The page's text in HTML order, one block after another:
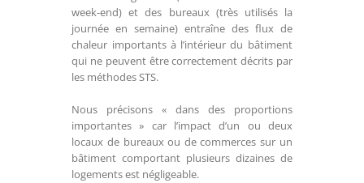
week-end) et des bureaux (très utilisés la
journée en semaine) entraîne des flux de
chaleur importants à l’intérieur du bâtiment
qui ne peuvent être correctement décrits par
les méthodes STS.
Nous précisons « dans des proportions
importantes » car l’impact d’un ou deux
locaux de bureaux ou de commerces sur un
bâtiment comportant plusieurs dizaines de
logements est négligeable.